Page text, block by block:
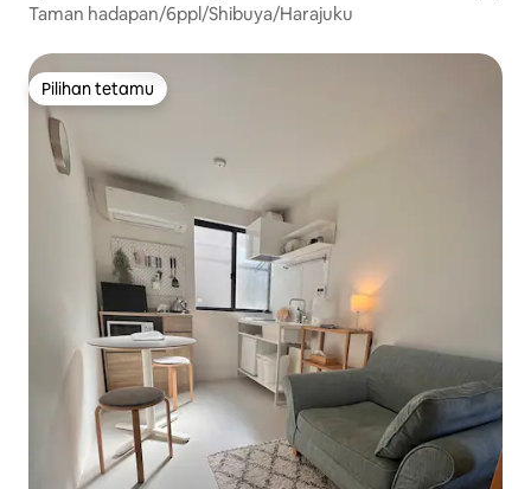
Taman hadapan/6ppl/Shibuya/Harajuku
Pilihan tetamu
Pilihan tetamu